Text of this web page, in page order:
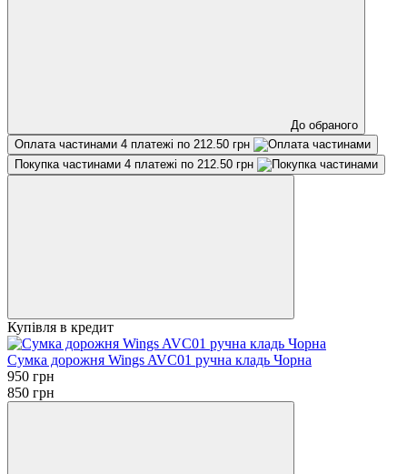
До обраного
Оплата частинами 4 платежі по 212.50 грн
Покупка частинами 4 платежі по 212.50 грн
Купівля в кредит
Сумка дорожня Wings AVC01 ручна кладь Чорна
950 грн
850 грн